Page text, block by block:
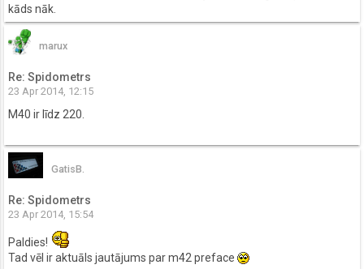
kāds nāk.
marux
Re: Spidometrs
23 Apr 2014, 12:15
M40 ir līdz 220.
GatisB.
Re: Spidometrs
23 Apr 2014, 15:54
Paldies!
Tad vēl ir aktuāls jautājums par m42 preface